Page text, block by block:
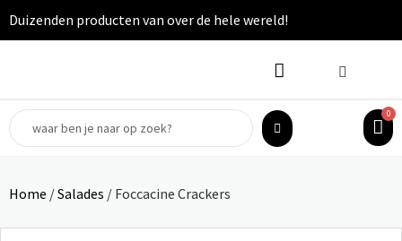
Duizenden producten van over de hele wereld!
0
Home /Salades / Foccacine Crackers